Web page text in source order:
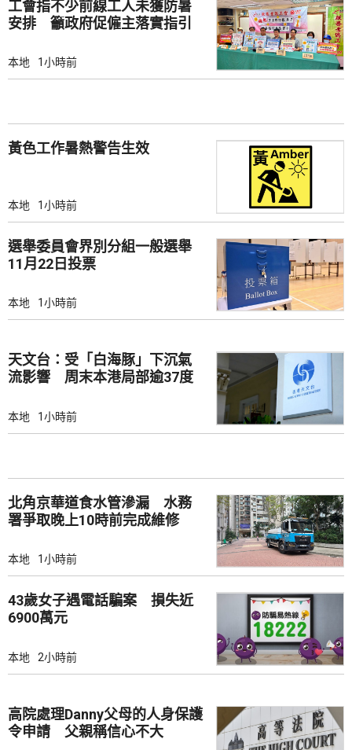
工會指不少前線工人未獲防暑
安排 籲政府促僱主落實指引
本地 1小時前
黃色工作暑熱警告生效
本地 1小時前
選舉委員會界別分組一般選舉
11月22日投票
本地 1小時前
天文台：受「白海豚」下沉氣
流影響 周末本港局部逾37度
本地 1小時前
北角京華道食水管滲漏 水務
署爭取晚上10時前完成維修
本地 1小時前
43歲女子遇電話騙案 損失近
6900萬元
本地 2小時前
高院處理Danny父母的人身保護
令申請 父親稱信心不大